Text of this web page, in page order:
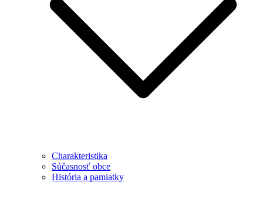
Charakteristika
Súčasnosť obce
História a pamiatky